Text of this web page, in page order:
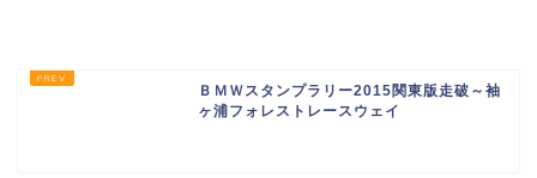
ＢＭＷスタンプラリー2015関東版走破～袖
ヶ浦フォレストレースウェイ